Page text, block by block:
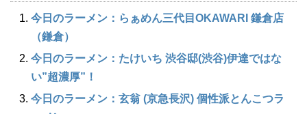
今日のラーメン：らぁめん三代目OKAWARI 鎌倉店
（鎌倉）
今日のラーメン：たけいち 渋谷邸(渋谷)伊達ではな
い”超濃厚”！
今日のラーメン：玄翁 (京急長沢) 個性派とんこつラ